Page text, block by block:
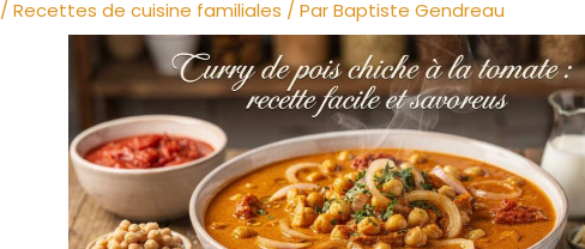
/Recettes de cuisine familiales / ParBaptiste Gendreau